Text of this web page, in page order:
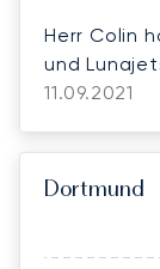
Herr Colin
und
11.09.2021
Dortmund